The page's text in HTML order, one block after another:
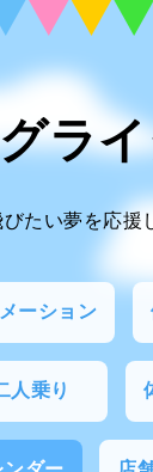
ラ
びたい夢を応援
ーション
人乗り